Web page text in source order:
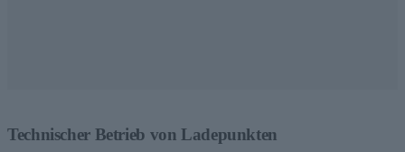
Technischer Betrieb von Ladepunkten